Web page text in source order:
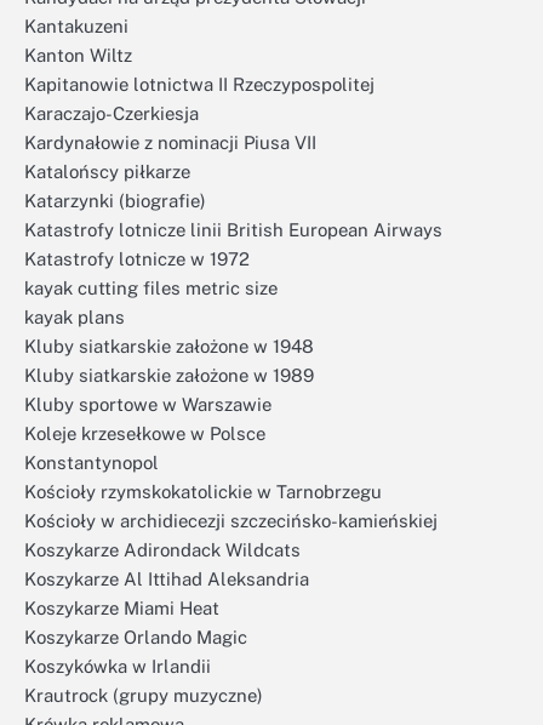
Kantakuzeni
Kanton Wiltz
Kapitanowie lotnictwa II Rzeczypospolitej
Karaczajo-Czerkiesja
Kardynałowie z nominacji Piusa VII
Katalońscy piłkarze
Katarzynki (biografie)
Katastrofy lotnicze linii British European Airways
Katastrofy lotnicze w 1972
kayak cutting files metric size
kayak plans
Kluby siatkarskie założone w 1948
Kluby siatkarskie założone w 1989
Kluby sportowe w Warszawie
Koleje krzesełkowe w Polsce
Konstantynopol
Kościoły rzymskokatolickie w Tarnobrzegu
Kościoły w archidiecezji szczecińsko-kamieńskiej
Koszykarze Adirondack Wildcats
Koszykarze Al Ittihad Aleksandria
Koszykarze Miami Heat
Koszykarze Orlando Magic
Koszykówka w Irlandii
Krautrock (grupy muzyczne)